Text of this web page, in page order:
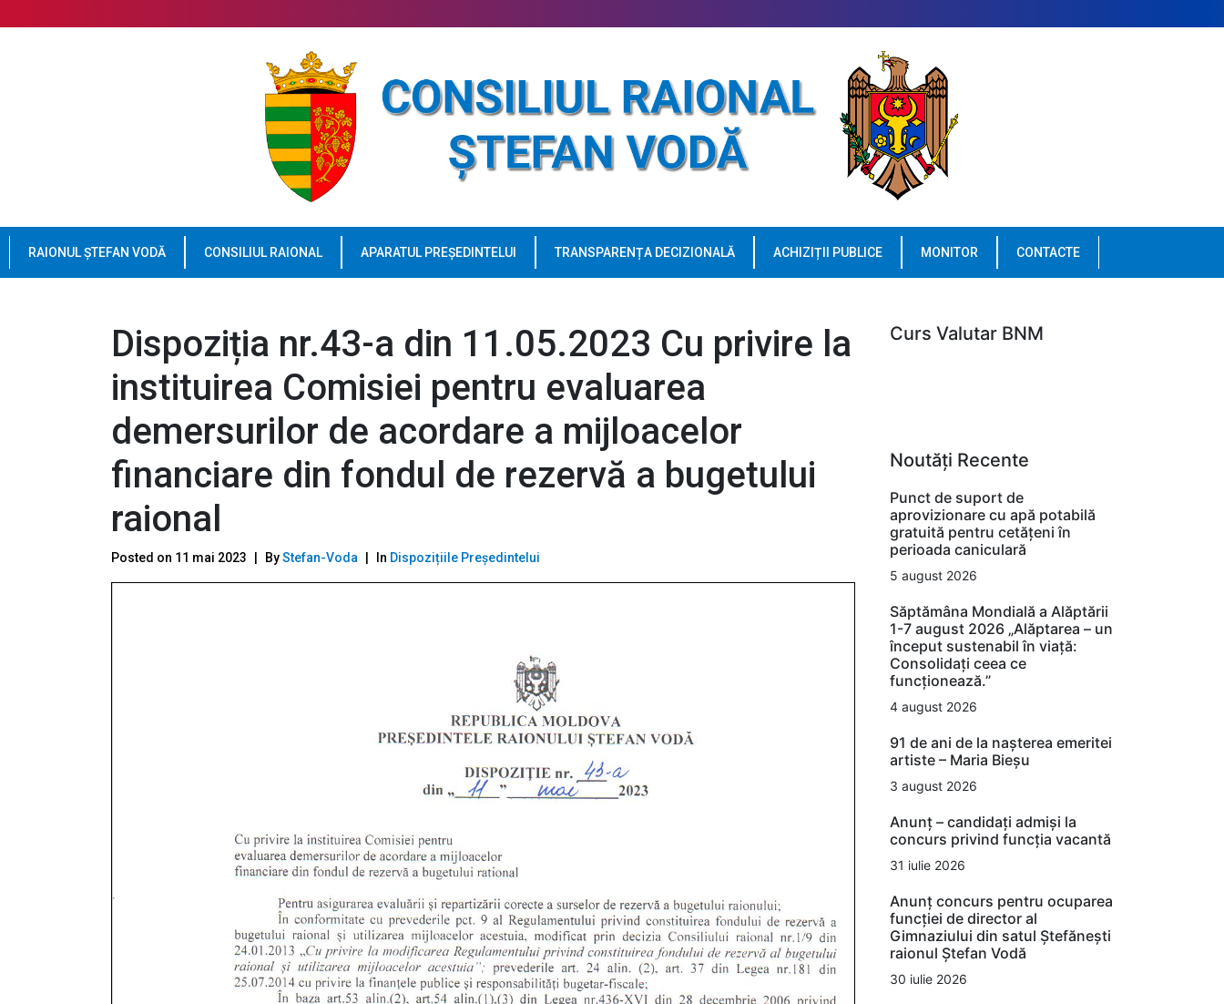
RAIONUL ȘTEFAN VODĂ CONSILIUL RAIONAL APARATUL PREȘEDINTELUI TRANSPARENȚA DECIZIONALĂ ACHIZIȚII PUBLICE MONITOR CONTACTE
Dispoziția nr.43-a din 11.05.2023 Cu privire la
instituirea Comisiei pentru evaluarea
demersurilor de acordare a mijloacelor
financiare din fondul de rezervă a bugetului
raional
Posted on 11 mai 2023 ByStefan-Voda In Dispozițiile Președintelui
Curs Valutar BNM
Noutăți Recente
Punct de suport de
aprovizionare cu apă potabilă
gratuită pentru cetățeni în
perioada caniculară
5 august 2026
Săptămâna Mondială a Alăptării
1-7 august 2026 „Alăptarea – un
început sustenabil în viață:
Consolidați ceea ce
funcționează.”
4 august 2026
91 de ani de la nașterea emeritei
artiste – Maria Bieșu
3 august 2026
Anunț – candidați admiși la
concurs privind funcția vacantă
31 iulie 2026
Anunț concurs pentru ocuparea
funcției de director al
Gimnaziului din satul Ștefănești
raionul Ștefan Vodă
30 iulie 2026